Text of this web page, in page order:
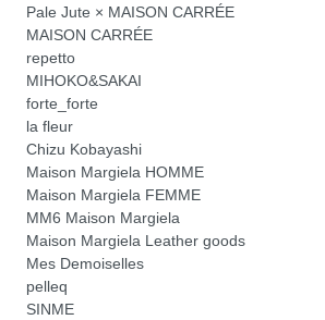
Pale Jute × MAISON CARRÉE
MAISON CARRÉE
repetto
MIHOKO&SAKAI
forte_forte
la fleur
Chizu Kobayashi
Maison Margiela HOMME
Maison Margiela FEMME
MM6 Maison Margiela
Maison Margiela Leather goods
Mes Demoiselles
pelleq
SINME